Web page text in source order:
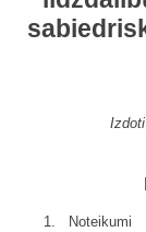
1. Noteikumi